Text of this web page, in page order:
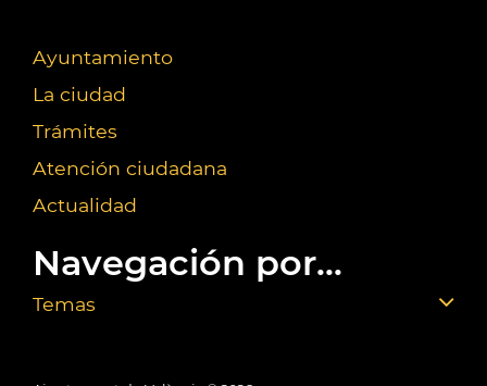
Ayuntamiento
La ciudad
Trámites
Atención ciudadana
Actualidad
Navegación por...
Temas